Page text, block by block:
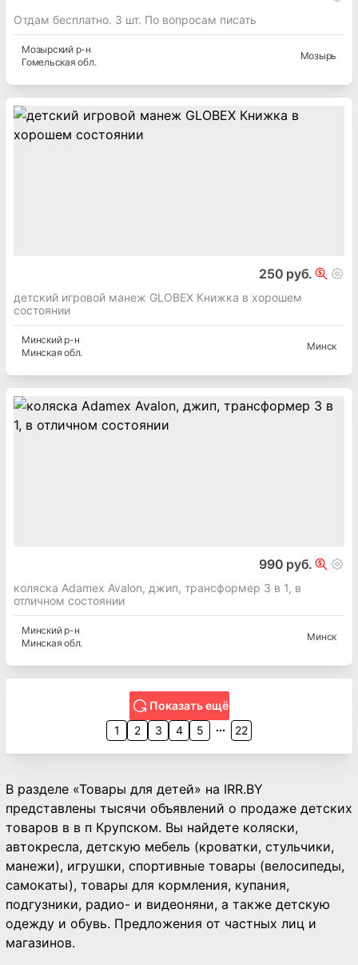
Отдам бесплатно. 3 шт. По вопросам писать
Мозырскийр-н
Гомельская обл.
Мозырь
250 руб.
детский игровой манеж GLOBEX Книжка в хорошем
состоянии
Минскийр-н
Минская обл.
Минск
990 руб.
коляска Adamex Avalon, джип, трансформер 3 в 1, в
отличном состоянии
Минскийр-н
Минская обл.
Минск
Показать ещё
1
2 3 4 5 22
В разделе «Товары для детей» на IRR.BY
представлены тысячи объявлений о продаже детских
товаров в в п Крупском. Вы найдете коляски,
автокресла, детскую мебель (кроватки, стульчики,
манежи), игрушки, спортивные товары (велосипеды,
самокаты), товары для кормления, купания,
подгузники, радио- и видеоняни, а также детскую
одежду и обувь. Предложения от частных лиц и
магазинов.